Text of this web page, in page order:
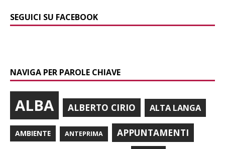
SEGUICI SU FACEBOOK
NAVIGA PER PAROLE CHIAVE
ALBA ALBERTO CIRIO ALTA LANGA
AMBIENTE ANTEPRIMA APPUNTAMENTI